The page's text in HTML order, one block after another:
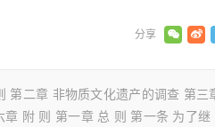
第二章 非物质文化遗产的调查 第三
附 则 第一章 总 则 第一条 为了继